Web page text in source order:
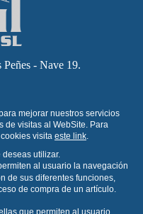
- Nave 19.
mejorar nuestros servicios
de visitas al WebSite. Para
visita este link.
utilizar.
al usuario la navegación
de sus diferentes funciones,
de compra de un artículo.